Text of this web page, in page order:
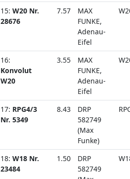
15: W20 Nr.
28676
7.57
MAX
FUNKE,
Adenau-
Eifel
16:
Konvolut
W20
3.55
MAX
FUNKE,
Adenau-
Eifel
17: RPG4/3
Nr. 5349
8.43
DRP
582749
(Max
Funke)
18: W18 Nr.
23484
1.50
DRP
582749